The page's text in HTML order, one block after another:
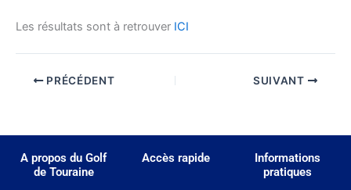
Les résultats sont à retrouver ICI
PRÉCÉDENT SUIVANT
A propos du Golf
de Touraine
Accès rapide
Informations
pratiques